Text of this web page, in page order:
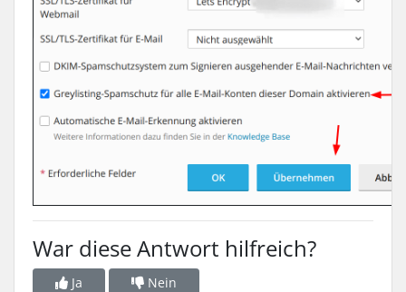
War diese Antwort hilfreich?
Ja Nein